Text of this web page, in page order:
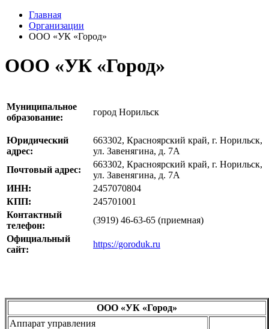
Главная
Организации
ООО «УК «Город»
ООО «УК «Город»
Муниципальное
образование:
город Норильск
Юридический
адрес:
663302, Красноярский край, г. Норильск,
ул. Завенягина, д. 7А
Почтовый адрес:
663302, Красноярский край, г. Норильск,
ул. Завенягина, д. 7А
ИНН:
2457070804
КПП:
245701001
Контактный
телефон:
(3919) 46-63-65 (приемная)
Официальный
сайт:
https://goroduk.ru
ООО «УК «Город»
Аппарат управления